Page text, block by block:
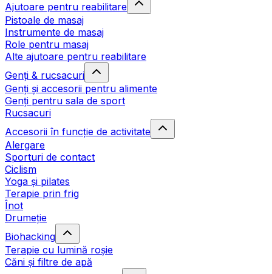
Ajutoare pentru reabilitare
Pistoale de masaj
Instrumente de masaj
Role pentru masaj
Alte ajutoare pentru reabilitare
Genți & rucsacuri
Genți și accesorii pentru alimente
Genți pentru sala de sport
Rucsacuri
Accesorii în funcție de activitate
Alergare
Sporturi de contact
Ciclism
Yoga și pilates
Terapie prin frig
Înot
Drumeție
Biohacking
Terapie cu lumină roșie
Căni și filtre de apă